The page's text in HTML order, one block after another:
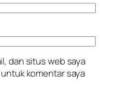
dan situs web saya
komentar saya